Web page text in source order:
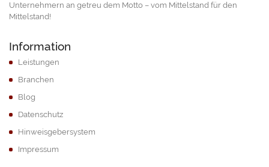
Unternehmern an getreu dem Motto – vom Mittelstand für den
Mittelstand!
Information
Leistungen
Branchen
Blog
Datenschutz
Hinweisgebersystem
Impressum